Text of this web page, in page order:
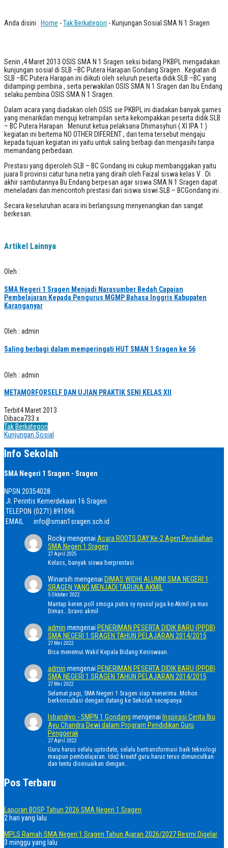
Anda disini : Home -Tak Berkategori - Kunjungan Sosial SMA N 1 Sragen
Senin ,4 Maret 2013 OSIS SMA N 1 Sragen seksi bidang PKBPL mengadakan
kunjungan sosial di SLB –BC Putera Harapan Gondang Sragen . Kegiatan di
SLB –BC Putera Harapan ini diikuti oleh seluruh peserta didik SLB –BC yang
didampingi pembina , serta perwakilan OSIS SMA N 1 Sragen dan Ibu Endang
selaku pembina OSIS SMA N 1 Sragen.
Dalam acara yang diadakan oleh OSIS sie PKBPL ini diadakan banyak games
yang menarikdan menguji ketrampilan serta kekompakkan peserta didik SLB
– BC Putera Harapan . Menurut ketua pelaksana Dhimasyhuri ( XI IPA 1 )
kegiatan ini bertema NO OTHER DIFERENT , dari tema tersebut mengaju
kepada tujuan kegiatan ini yaitu untuk saling berbagi dan mengasihi tanpa
memandang perbedaan.
Prestasi yang diperoleh SLB – BC Gondang ini cukup membanggakan yaitu
juara II provinsi catur tuna netra yang diraih oleh Faizal siswa kelas V . Di
akhir sambutannya Bu Endang berpesan agar siswa SMA N 1 Sragen dapat
meneladani dan mencontoh prestasi dari siswa siswi SLB – BCGondang ini .
Secara keseluruhan acara ini berlangsung menyenangkan dan sangat
berkesan.
Artikel Lainnya
Oleh :
SMA Negeri 1 Sragen Menjadi Narasumber Bedah Capaian
Pembelajaran Kepada Pengurus MGMP Bahasa Inggris Kabupaten
Karanganyar
Oleh : admin
Saling berbagi dalam memperingati HUT SMAN 1 Sragen ke 56
Oleh : admin
METAMORFORSELF DAN UJIAN PRAKTIK SENI KELAS XII
Terbit4 Maret 2013
Dibaca733 x
Tak Berkategori
Kunjungan Sosial
Info Sekolah
SMA Negeri 1 Sragen - Sragen
NPSN 20354028
Jl. Perintis Kemerdekaan 16 Sragen
TELEPON (0271) 891096
EMAIL
info@sman1sragen.sch.id
Rockymengenai Acara ROOTS DAY Ke-2 Agen Perubahan
SMA Negeri 1 Sragen
27 April 2025
Kelass, banyak siswa berprestasi
Winarsih mengenai DIMAS WIDHI ALUMNI SMA NEGERI 1
SRAGEN YANG MENJADI TARUNA AKMIL
5 Oktober 2022
Mantap keren poll smoga putra sy nyusul juga ke Akmil ya mas
Dimas...bravo akmil
admin mengenai PENERIMAN PESERTA DIDIK BARU (PPDB)
SMA NEGERI 1 SRAGEN TAHUN PELAJARAN 2014/2015
27 Mei 2022
Bisa menemui Wakil Kepala Bidang Kesiswaan.
admin mengenai PENERIMAN PESERTA DIDIK BARU (PPDB)
SMA NEGERI 1 SRAGEN TAHUN PELAJARAN 2014/2015
27 Mei 2022
Selamat pagi, SMA Negeri 1 Sragen siap menerima. Mohon
berkonsultasi dengan datang ke Sekolah secepanya.
Isbandiyo - SMPN 1 Gondang mengenai Inspirasi Cerita Ibu
Ayu Chandra Dewi dalam Program Pendidikan Guru
Penggerak
27 April 2022
Guru harus selalu uptodate, selalu bertransformasi baik teknologi
maupun pembelajaran. Ide2 kreatif guru harus terus dimunculkan
dan tentu disesuaikan dengan…
Pos Terbaru
Laporan BOSP Tahun 2026 SMA Negeri 1 Sragen
2 hari yang lalu
MPLS Ramah SMA Negeri 1 Sragen Tahun Ajaran 2026/2027 Resmi Digelar
3 minggu yang lalu